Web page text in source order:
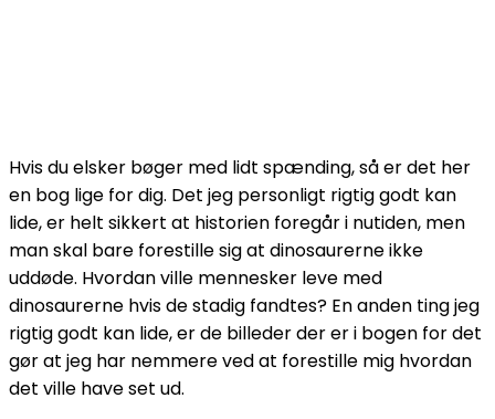
Hvis du elsker bøger med lidt spænding, så er det her
en bog lige for dig. Det jeg personligt rigtig godt kan
lide, er helt sikkert at historien foregår i nutiden, men
man skal bare forestille sig at dinosaurerne ikke
uddøde. Hvordan ville mennesker leve med
dinosaurerne hvis de stadig fandtes? En anden ting jeg
rigtig godt kan lide, er de billeder der er i bogen for det
gør at jeg har nemmere ved at forestille mig hvordan
det ville have set ud.